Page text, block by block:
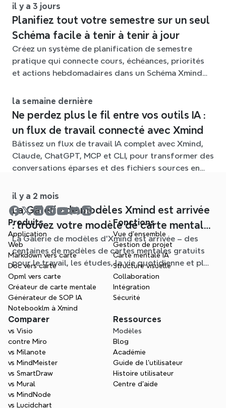
il y a 3 jours
Planifiez tout votre semestre sur un seul
Schéma facile à tenir à tenir à jour
Créez un système de planification de semestre
pratique qui connecte cours, échéances, priorités
et actions hebdomadaires dans un Schéma Xmind
la semaine dernière
Ne perdez plus le fil entre vos outils IA :
un flux de travail connecté avec Xmind
Bâtissez un flux de travail IA complet avec Xmind,
Claude, ChatGPT, MCP et CLI, pour transformer des
conversations éparses et des fichiers sources en
il y a 2 mois
La Galerie de modèles Xmind est arrivée
: trouvez votre modèle de carte mentale
pour chaque situation
La Galerie de modèles d'Xmind est arrivée – des
centaines de modèles de cartes mentales gratuits
pour le travail, les études, la vie quotidienne et plus
encore. Trouvez le point de départ idéal et oubliez
la page blanche.
Produits
Application
Web
Markdown vers carte
Doc vers carte
Opml vers carte
Créateur de carte mentale
Générateur de SOP IA
Notebooklm à Xmind
Fonctions
Vue d'ensemble
Gestion de projet
Carte mentale IA
Structure visuelle
Collaboration
Intégration
Sécurité
Comparer
vs Visio
contre Miro
vs Milanote
vs MindMeister
vs SmartDraw
vs Mural
vs MindNode
vs Lucidchart
Ressources
Modèles
Blog
Académie
Guide de l’utilisateur
Histoire utilisateur
Centre d'aide